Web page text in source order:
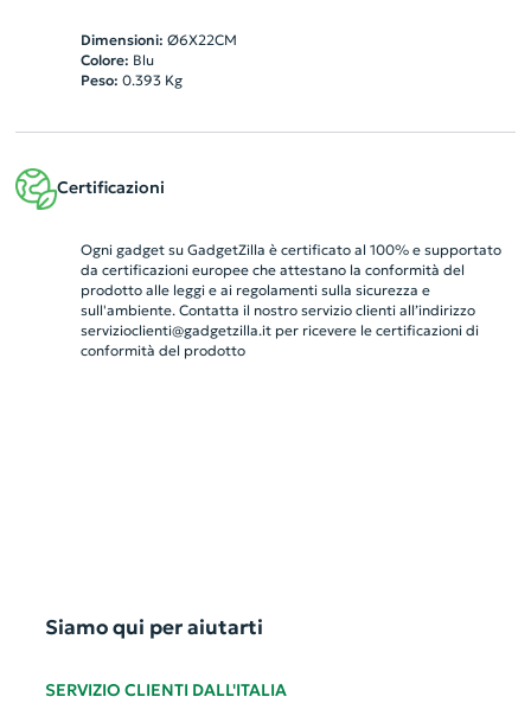
Dimensioni: Ø6X22CM
Colore: Blu
Peso: 0.393Kg
Certificazioni
Ogni gadget su GadgetZilla è certificato al 100% e supportato
da certificazioni europee che attestano la conformità del
prodotto alle leggi e ai regolamenti sulla sicurezza e
sull'ambiente. Contatta il nostro servizio clienti all’indirizzo
servizioclienti@gadgetzilla.itper ricevere le certificazioni di
conformità del prodotto
Siamo qui per aiutarti
SERVIZIO CLIENTI DALL'ITALIA